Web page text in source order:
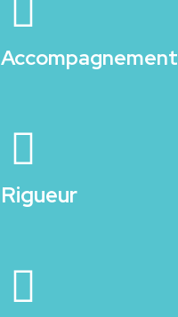
Accompagnement
Rigueur